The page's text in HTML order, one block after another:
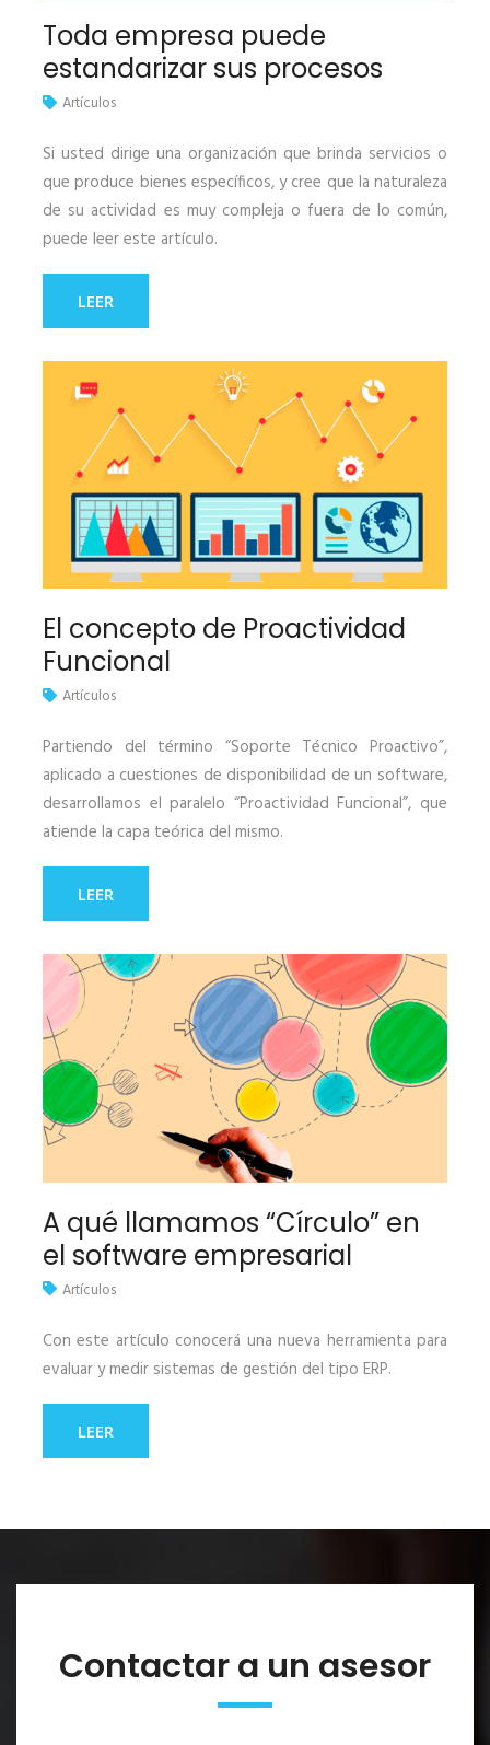
Toda empresa puede
estandarizar sus procesos
Artículos
Si usted dirige una organización que brinda servicios o
que produce bienes específicos, y cree que la naturaleza
de su actividad es muy compleja o fuera de lo común,
puede leer este artículo.
LEER
El concepto de Proactividad
Funcional
Artículos
Partiendo del término “Soporte Técnico Proactivo”,
aplicado a cuestiones de disponibilidad de un software,
desarrollamos el paralelo “Proactividad Funcional”, que
atiende la capa teórica del mismo.
LEER
A qué llamamos “Círculo” en
el software empresarial
Artículos
Con este artículo conocerá una nueva herramienta para
evaluar y medir sistemas de gestión del tipo ERP.
LEER
Contactar a un asesor